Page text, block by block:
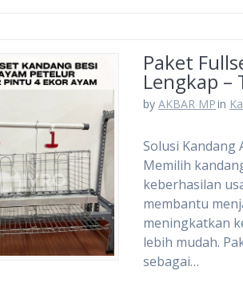
Paket
Lengkap –
byAKBAR MPin
Solusi Kandang
Memilih
keberhasilan
membantu
meningkatkan
lebih mudah.
sebagai…